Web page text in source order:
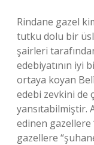
Rindane gazel
tutku dolu bir
şairleri
edebiyatının iyi
ortaya koyan
edebi zevkini de
yansıtabilmiştir.
edinen gazellere
gazellere